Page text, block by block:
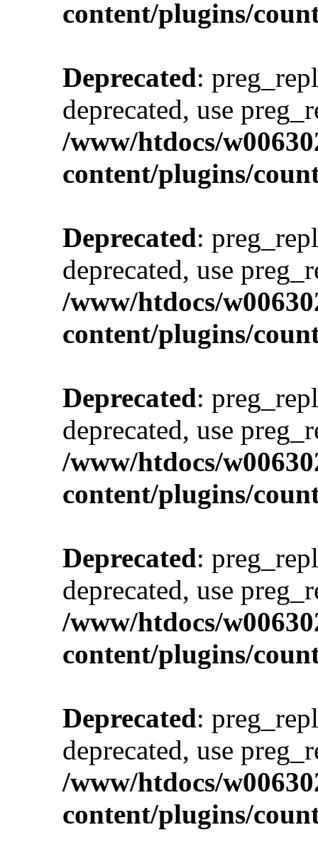
content/plugins/
Deprecated:
deprecated, use
/www/htdocs/
content/plugins/
Deprecated:
deprecated, use
/www/htdocs/
content/plugins/
Deprecated:
deprecated, use
/www/htdocs/
content/plugins/
Deprecated:
deprecated, use
/www/htdocs/
content/plugins/
Deprecated:
deprecated, use
/www/htdocs/
content/plugins/